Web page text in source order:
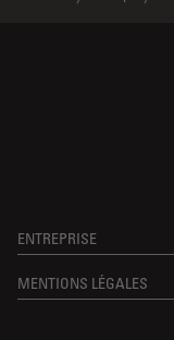
ENTREPRISE
MENTIONS LÉGALES